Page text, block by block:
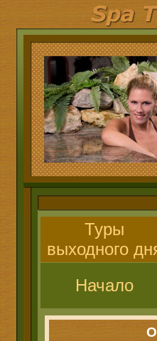
Туры
выходного
Начало